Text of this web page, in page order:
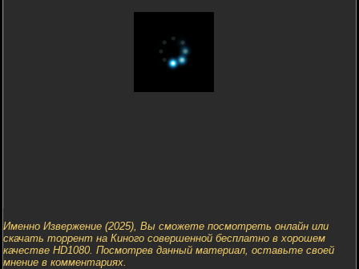
Именно Извержение (2025), Вы сможете посмотреть онлайн или
скачать торрент на Киного совершенной бесплатно в хорошем
качестве HD1080. Посмотрев данный материал, оставьте своей
мнение в комментариях.